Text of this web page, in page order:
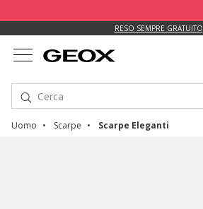
RESO SEMPRE GRATUITO
Uomo Scarpe Scarpe Eleganti